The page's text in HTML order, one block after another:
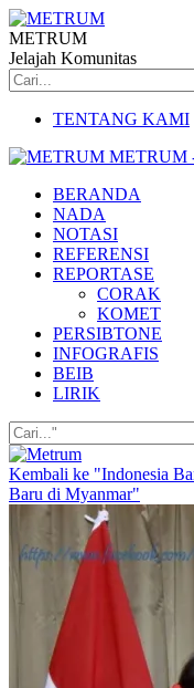
METRUM
Jelajah Komunitas
TENTANG KAMI
METRUM
BERANDA
NADA
NOTASI
REFERENSI
REPORTASE
CORAK
KOMET
PERSIBTONE
INFOGRAFIS
BEIB
LIRIK
Kembali ke "Indonesia
Baru di Myanmar"